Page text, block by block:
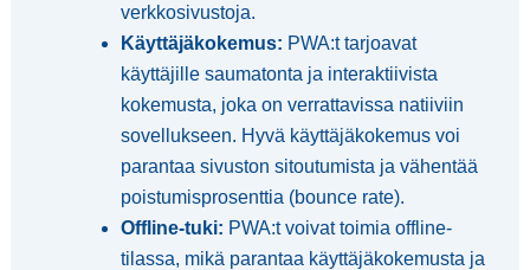
verkkosivustoja.
Käyttäjäkokemus: PWA:t tarjoavat
käyttäjille saumatonta ja interaktiivista
kokemusta, joka on verrattavissa natiiviin
sovellukseen. Hyvä käyttäjäkokemus voi
parantaa sivuston sitoutumista ja vähentää
poistumisprosenttia (bounce rate).
Offline-tuki: PWA:t voivat toimia offline-
tilassa, mikä parantaa käyttäjäkokemusta ja